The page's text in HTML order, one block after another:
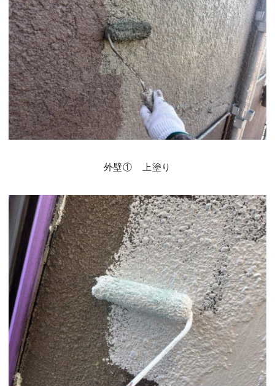
外壁① 上塗り